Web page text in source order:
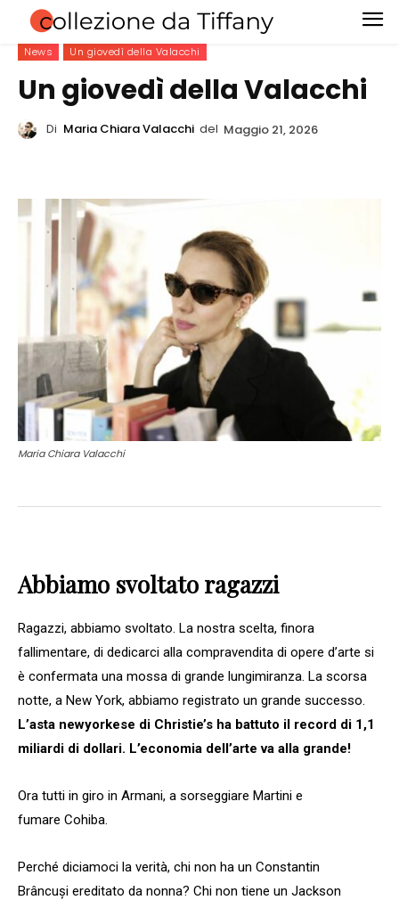
News Un giovedì della Valacchi
Un giovedì della Valacchi
Di Maria Chiara Valacchi del Maggio 21, 2026
Maria Chiara Valacchi
Abbiamo svoltato ragazzi
Ragazzi, abbiamo svoltato. La nostra scelta, finora
fallimentare, di dedicarci alla compravendita di opere d’arte si
è confermata una mossa di grande lungimiranza. La scorsa
notte, a New York, abbiamo registrato un grande successo.
L’asta newyorkese di Christie’s ha battuto il record di 1,1
miliardi di dollari. L’economia dell’arte va alla grande!
Ora tutti in giro in Armani, a sorseggiare Martini e
fumare Cohiba.
Perché diciamoci la verità, chi non ha un Constantin
Brâncuși ereditato da nonna? Chi non tiene un Jackson